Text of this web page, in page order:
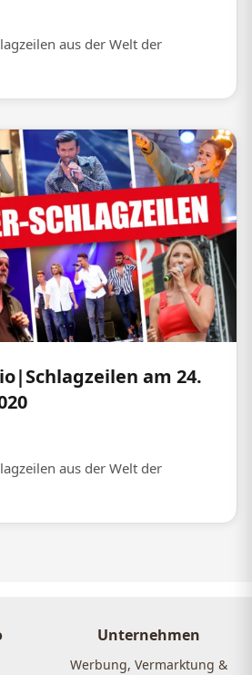
aus der Welt der
am 24.
aus der Welt der
Unternehmen
Werbung, Vermarktung &